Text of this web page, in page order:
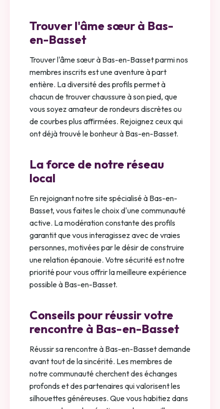
Trouver l'âme sœur à Bas-
en-Basset
Trouver l'âme sœur à Bas-en-Basset parmi nos
membres inscrits est une aventure à part
entière. La diversité des profils permet à
chacun de trouver chaussure à son pied, que
vous soyez amateur de rondeurs discrètes ou
de courbes plus affirmées. Rejoignez ceux qui
ont déjà trouvé le bonheur à Bas-en-Basset.
La force de notre réseau
local
En rejoignant notre site spécialisé à Bas-en-
Basset, vous faites le choix d'une communauté
active. La modération constante des profils
garantit que vous interagissez avec de vraies
personnes, motivées par le désir de construire
une relation épanouie. Votre sécurité est notre
priorité pour vous offrir la meilleure expérience
possible à Bas-en-Basset.
Conseils pour réussir votre
rencontre à Bas-en-Basset
Réussir sa rencontre à Bas-en-Basset demande
avant tout de la sincérité. Les membres de
notre communauté cherchent des échanges
profonds et des partenaires qui valorisent les
silhouettes généreuses. Que vous habitiez dans